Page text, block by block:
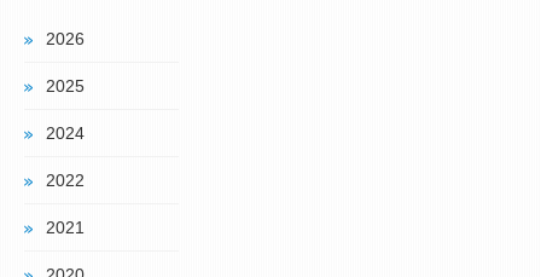
2026
2025
2024
2022
2021